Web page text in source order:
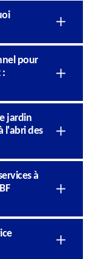
pour
:
jardin
l'abri des
à